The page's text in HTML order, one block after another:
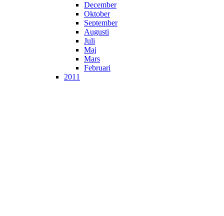
December
Oktober
September
Augusti
Juli
Maj
Mars
Februari
2011